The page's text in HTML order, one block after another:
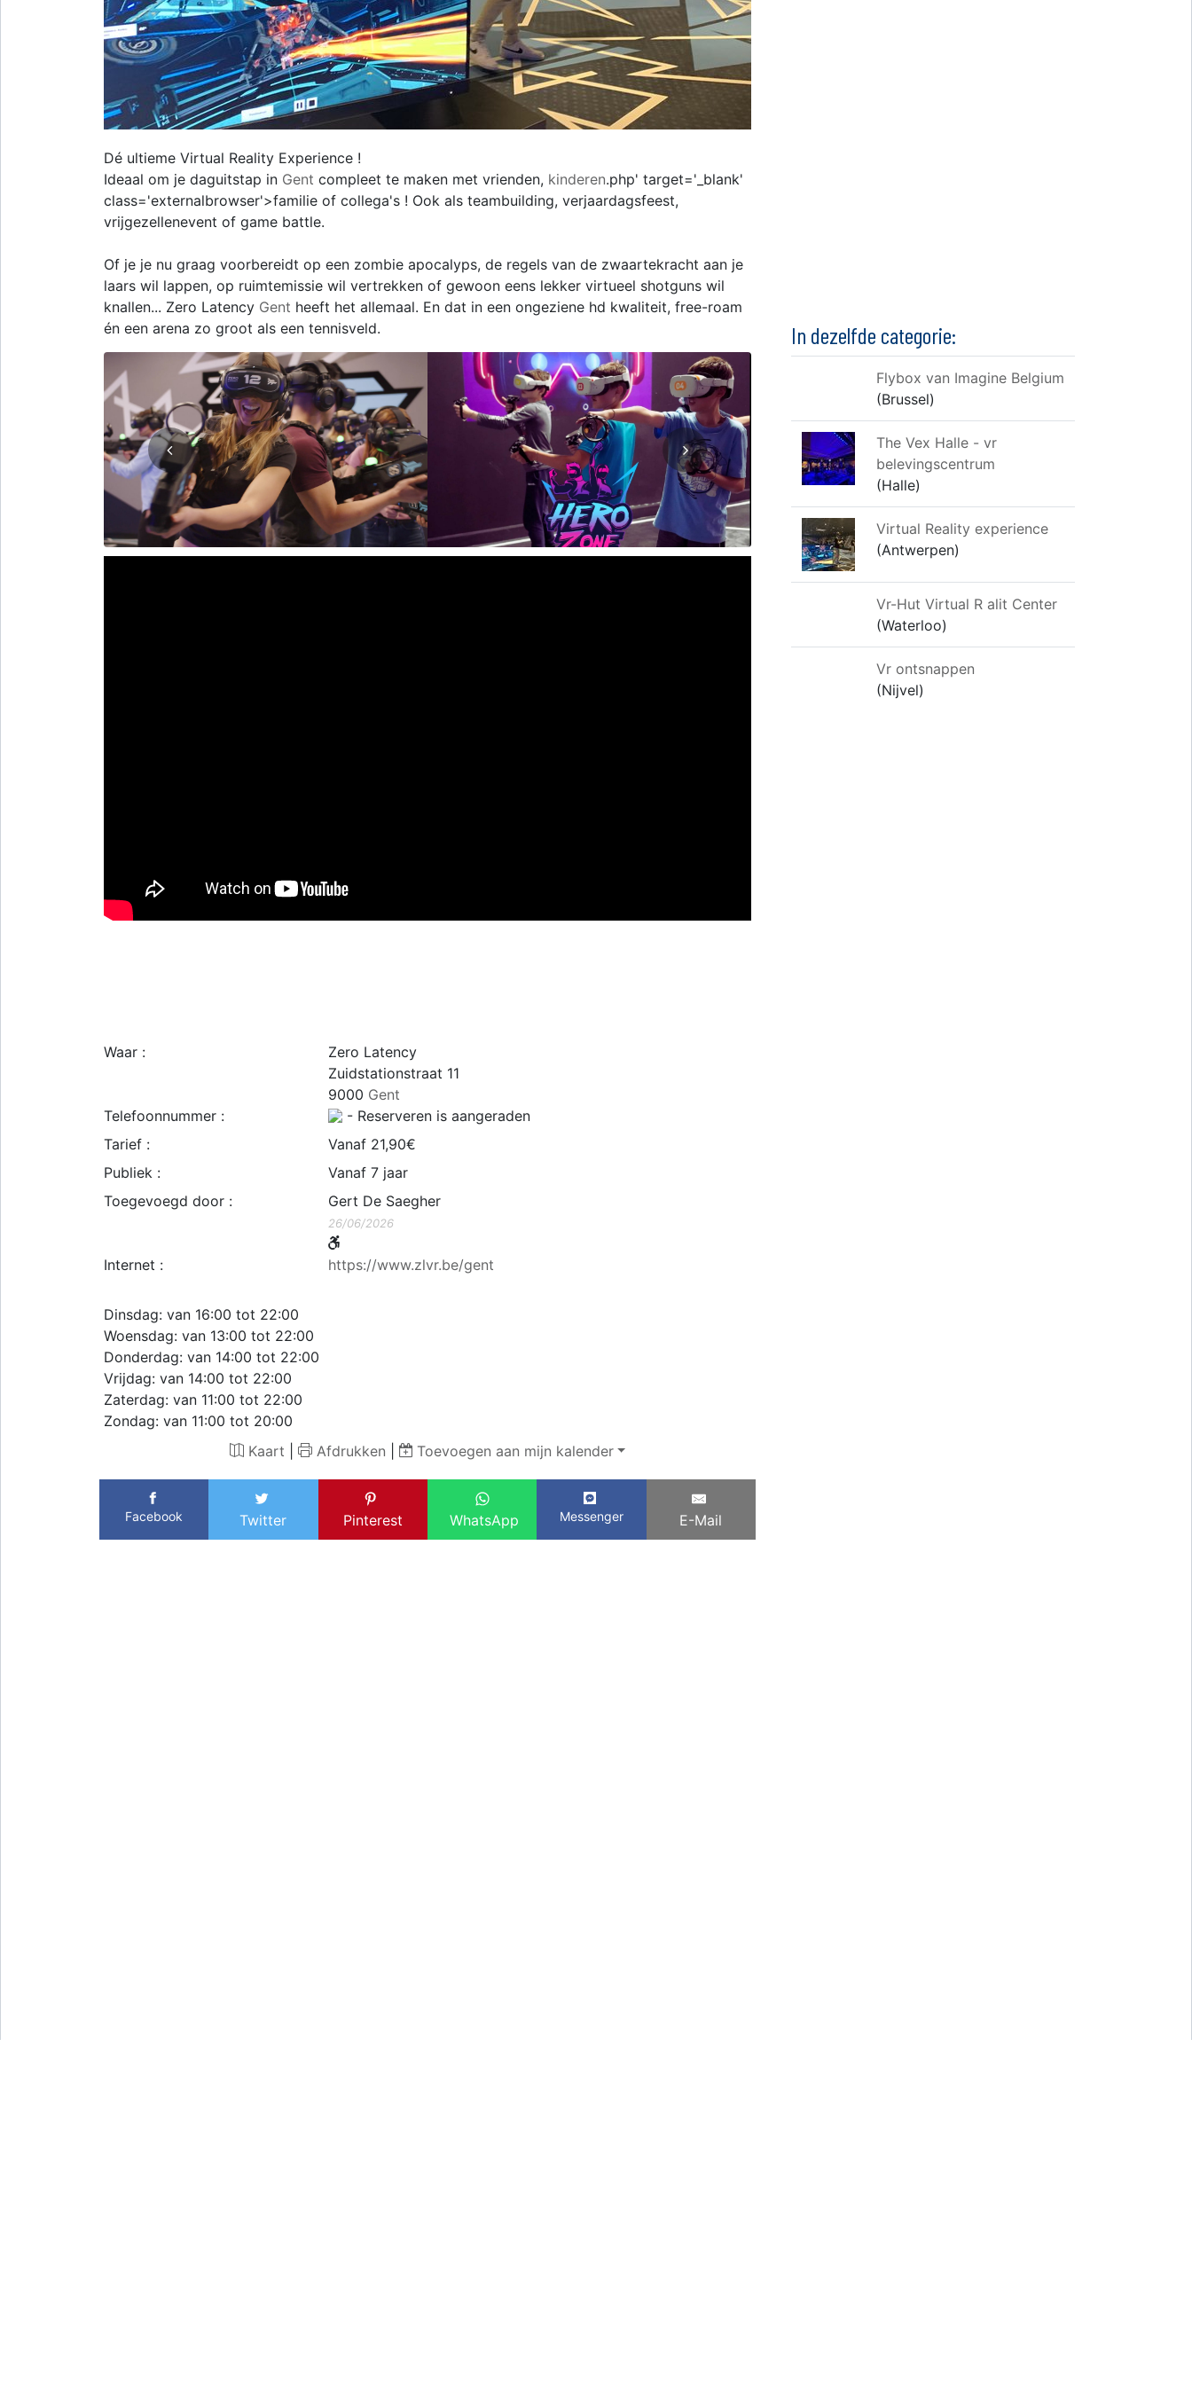
Dé ultieme Virtual Reality Experience !
Ideaal om je daguitstap in Gent compleet te maken met vrienden, kinderen.php' target='_blank'
class='externalbrowser'>familie of collega's ! Ook als teambuilding, verjaardagsfeest,
vrijgezellenevent of game battle.
Of je je nu graag voorbereidt op een zombie apocalyps, de regels van de zwaartekracht aan je
laars wil lappen, op ruimtemissie wil vertrekken of gewoon eens lekker virtueel shotguns wil
knallen... Zero Latency Gent heeft het allemaal. En dat in een ongeziene hd kwaliteit, free-roam
én een arena zo groot als een tennisveld.
Waar :
Zero Latency
Zuidstationstraat 11
9000 Gent
Telefoonnummer :
- Reserveren is aangeraden
Tarief :
Vanaf 21,90€
Publiek :
Vanaf 7 jaar
Toegevoegd door :
Gert De Saegher
26/06/2026
Internet : https://www.zlvr.be/gent
Dinsdag: van 16:00 tot 22:00
Woensdag: van 13:00 tot 22:00
Donderdag: van 14:00 tot 22:00
Vrijdag: van 14:00 tot 22:00
Zaterdag: van 11:00 tot 22:00
Zondag: van 11:00 tot 20:00
Kaart
Afdrukken Toevoegen aan mijn kalender
Facebook Twitter Pinterest WhatsApp Messenger E-Mail
In dezelfde categorie:
Flybox van Imagine Belgium
(Brussel)
The Vex Halle - vr
belevingscentrum
(Halle)
Virtual Reality experience
(Antwerpen)
Vr-Hut Virtual R alit Center
(Waterloo)
Vr ontsnappen
(Nijvel)